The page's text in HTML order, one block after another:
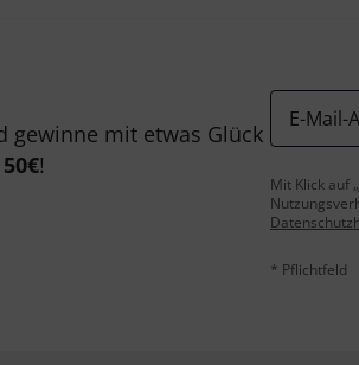
gewinne mit etwas Glück
50€!
E-Mail-
Mit Klick auf
* Pflichtfeld